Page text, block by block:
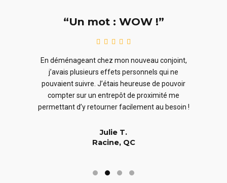
“Un mot : WOW !”
En déménageant chez mon nouveau conjoint,
j’avais plusieurs effets personnels qui ne
pouvaient suivre. J’étais heureuse de pouvoir
compter sur un entrepôt de proximité me
permettant d’y retourner facilement au besoin !
Julie T.
Racine, QC